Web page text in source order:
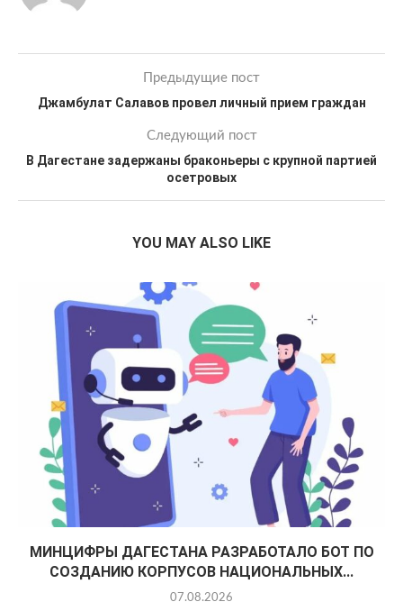
Предыдущие пост
Джамбулат Салавов провел личный прием граждан
Следующий пост
В Дагестане задержаны браконьеры с крупной партией
осетровых
YOU MAY ALSO LIKE
МИНЦИФРЫ ДАГЕСТАНА РАЗРАБОТАЛО БОТ ПО
СОЗДАНИЮ КОРПУСОВ НАЦИОНАЛЬНЫХ...
07.08.2026